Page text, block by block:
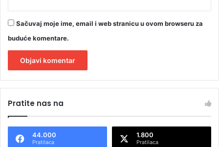
Sačuvaj moje ime, email i web stranicu u ovom browseru za
buduće komentare.
tPratite nas na
44.000
Pratilaca
1.800
Pratilaca